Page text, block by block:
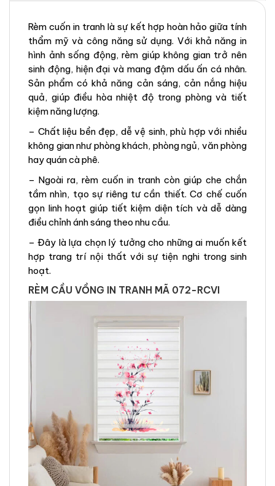
Rèm cuốn in tranh là sự kết hợp hoàn hảo giữa tính
thẩm mỹ và công năng sử dụng. Với khả năng in
hình ảnh sống động, rèm giúp không gian trở nên
sinh động, hiện đại và mang đậm dấu ấn cá nhân.
Sản phẩm có khả năng cản sáng, cản nắng hiệu
quả, giúp điều hòa nhiệt độ trong phòng và tiết
kiệm năng lượng.
– Chất liệu bền đẹp, dễ vệ sinh, phù hợp với nhiều
không gian như phòng khách, phòng ngủ, văn phòng
hay quán cà phê.
– Ngoài ra, rèm cuốn in tranh còn giúp che chắn
tầm nhìn, tạo sự riêng tư cần thiết. Cơ chế cuốn
gọn linh hoạt giúp tiết kiệm diện tích và dễ dàng
điều chỉnh ánh sáng theo nhu cầu.
– Đây là lựa chọn lý tưởng cho những ai muốn kết
hợp trang trí nội thất với sự tiện nghi trong sinh
hoạt.
RÈM CẦU VỒNG IN TRANH MÃ 072-RCVI